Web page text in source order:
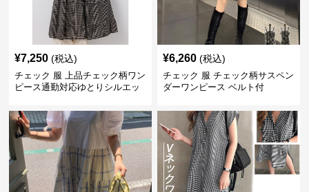
¥7,250 (税込)
チェック 服 上品チェック柄ワン
ピース通勤対応ゆとりシルエッ
¥6,260 (税込)
チェック 服 チェック柄サスペン
ダーワンピース ベルト付